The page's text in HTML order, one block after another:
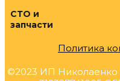
СТО и
запчасти
Политика
©2023 ИП